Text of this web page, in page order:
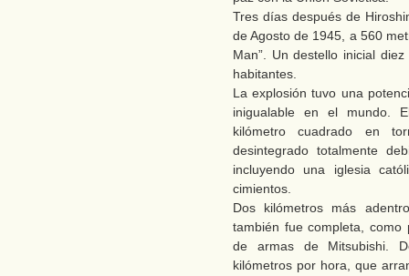
Tres días después de
de Agosto de 1945, a 560
Man”. Un destello inicial
habitantes.
La explosión tuvo una
inigualable en el mundo.
kilómetro cuadrado en
desintegrado totalmente
incluyendo una iglesia
cimientos.
Dos kilómetros más
también fue completa,
de armas de Mitsubishi.
kilómetros por hora, que